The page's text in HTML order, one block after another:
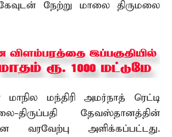
நேற்று மாலை திருமலை
மந்திரி அமர்நாத் ரெட்டி
திருப்பதி தேவஸ்தானத்தின்
வரவேற்பு அளிக்கப்பட்டது.